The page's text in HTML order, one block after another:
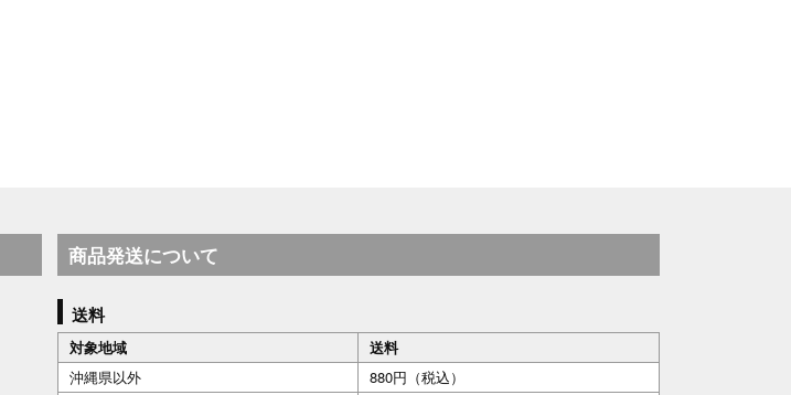
商品発送について
送料
対象地域
送料
沖縄県以外
880円（税込）